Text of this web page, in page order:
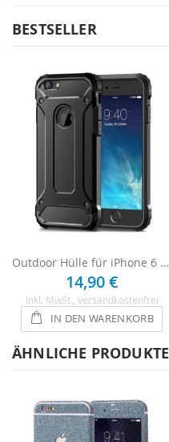
BESTSELLER
Outdoor Hülle für iPhone 6 Plus / 6s Plus - Schwarz
14,90 €
Inkl. MwSt. , versandkostenfrei
IN DEN WARENKORB
ÄHNLICHE PRODUKTE